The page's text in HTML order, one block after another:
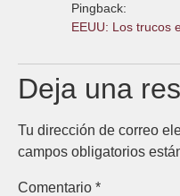
Pingback:
EEUU: Los trucos
Deja una
Tu dirección de correo
campos obligatorios
Comentario *